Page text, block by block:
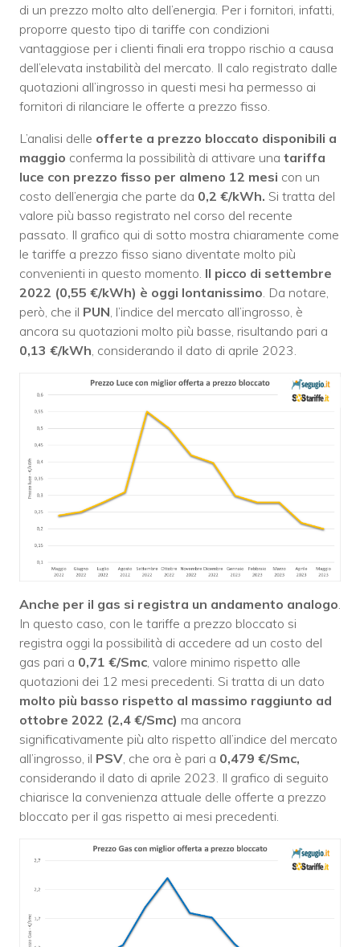
di un prezzo molto alto dell’energia. Per i fornitori, infatti,
proporre questo tipo di tariffe con condizioni
vantaggiose per i clienti finali era troppo rischio a causa
dell’elevata instabilità del mercato. Il calo registrato dalle
quotazioni all’ingrosso in questi mesi ha permesso ai
fornitori di rilanciare le offerte a prezzo fisso.
L’analisi delle offerte a prezzo bloccato disponibili a
maggio conferma la possibilità di attivare una tariffa
luce con prezzo fisso per almeno 12 mesi con un
costo dell’energia che parte da 0,2 €/kWh. Si tratta del
valore più basso registrato nel corso del recente
passato. Il grafico qui di sotto mostra chiaramente come
le tariffe a prezzo fisso siano diventate molto più
convenienti in questo momento. Il picco di settembre
2022 (0,55 €/kWh) è oggi lontanissimo . Da notare,
però, che il PUN , l’indice del mercato all’ingrosso, è
ancora su quotazioni molto più basse, risultando pari a
0,13 €/kWh , considerando il dato di aprile 2023.
Anche per il gas si registra un andamento analogo
In questo caso, con le tariffe a prezzo bloccato si
registra oggi la possibilità di accedere ad un costo del
gas pari a 0,71 €/Smc , valore minimo rispetto alle
quotazioni dei 12 mesi precedenti. Si tratta di un dato
molto più basso rispetto al massimo raggiunto ad
ottobre 2022 (2,4 €/Smc) ma ancora
significativamente più alto rispetto all’indice del mercato
all’ingrosso, il PSV , che ora è pari a 0,479 €/Smc,
considerando il dato di aprile 2023. Il grafico di seguito
chiarisce la convenienza attuale delle offerte a prezzo
bloccato per il gas rispetto ai mesi precedenti.